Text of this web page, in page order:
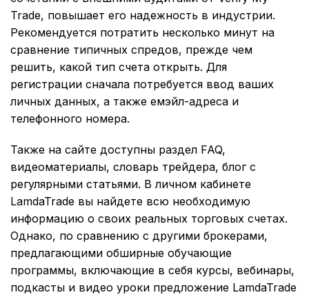
Trade, повышает его надежность в индустрии.
Рекомендуется потратить несколько минут на
сравнение типичных спредов, прежде чем
решить, какой тип счета открыть. Для
регистрации сначала потребуется ввод ваших
личных данных, а также емэйл-адреса и
телефонного номера.
Также на сайте доступны раздел FAQ,
видеоматериалы, словарь трейдера, блог с
регулярными статьями. В личном кабинете
LamdaTrade вы найдете всю необходимую
информацию о своих реальных торговых счетах.
Однако, по сравнению с другими брокерами,
предлагающими обширные обучающие
программы, включающие в себя курсы, вебинары,
подкасты и видео уроки предложение LamdaTrade